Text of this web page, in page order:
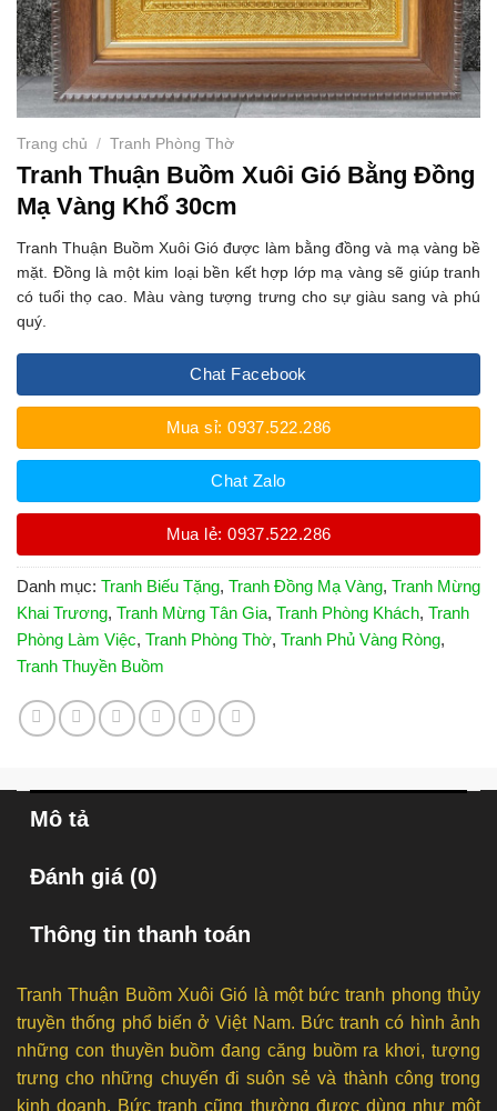
Trang chủ / Tranh Phòng Thờ
Tranh Thuận Buồm Xuôi Gió Bằng Đồng
Mạ Vàng Khổ 30cm
Tranh Thuận Buồm Xuôi Gió được làm bằng đồng và mạ vàng bề
mặt. Đồng là một kim loại bền kết hợp lớp mạ vàng sẽ giúp tranh
có tuổi thọ cao. Màu vàng tượng trưng cho sự giàu sang và phú
quý.
Chat Facebook
Mua sỉ: 0937.522.286
Chat Zalo
Mua lẻ: 0937.522.286
Danh mục: Tranh Biếu Tặng, Tranh Đồng Mạ Vàng, Tranh Mừng
Khai Trương, Tranh Mừng Tân Gia, Tranh Phòng Khách, Tranh
Phòng Làm Việc, Tranh Phòng Thờ, Tranh Phủ Vàng Ròng,
Tranh Thuyền Buồm
Mô tả
Đánh giá (0)
Thông tin thanh toán
Tranh Thuận Buồm Xuôi Gió là một bức tranh phong thủy
truyền thống phổ biến ở Việt Nam. Bức tranh có hình ảnh
những con thuyền buồm đang căng buồm ra khơi, tượng
trưng cho những chuyến đi suôn sẻ và thành công trong
kinh doanh. Bức tranh cũng thường được dùng như một